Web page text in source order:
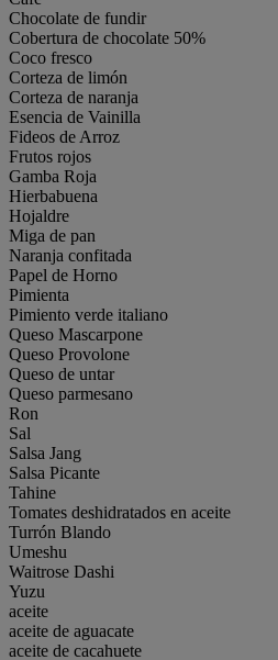
Chocolate de fundir
Cobertura de chocolate 50%
Coco fresco
Corteza de limón
Corteza de naranja
Esencia de Vainilla
Fideos de Arroz
Frutos rojos
Gamba Roja
Hierbabuena
Hojaldre
Miga de pan
Naranja confitada
Papel de Horno
Pimienta
Pimiento verde italiano
Queso Mascarpone
Queso Provolone
Queso de untar
Queso parmesano
Ron
Sal
Salsa Jang
Salsa Picante
Tahine
Tomates deshidratados en aceite
Turrón Blando
Umeshu
Waitrose Dashi
Yuzu
aceite
aceite de aguacate
aceite de cacahuete